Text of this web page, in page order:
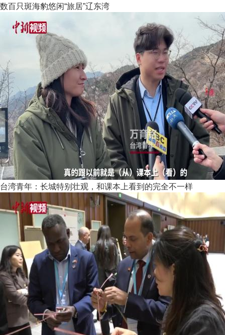
数百只斑海豹悠闲“旅居”辽东湾
台湾青年：长城特别壮观，和课本上看到的完全不一样